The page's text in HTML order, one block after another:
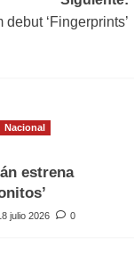
‘Fingerprints’
Nacional
estrena
julio 2026 0